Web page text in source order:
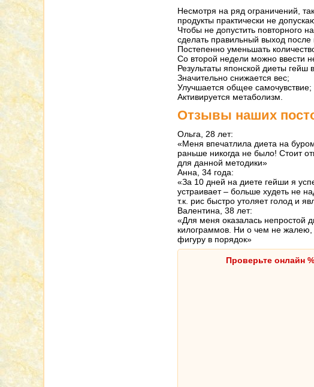
Несмотря на ряд ограничений,
продукты практически не
Чтобы не допустить повторного
сделать правильный выход после
Постепенно уменьшать
Со второй недели можно ввести
Результаты японской диеты гейш
Значительно снижается вес;
Улучшается общее самочувствие;
Активируется метаболизм.
Отзывы наших
Ольга, 28 лет:
«Меня впечатлила диета на
раньше никогда не было! Стоит
для данной методики»
Анна, 34 года:
«За 10 дней на диете гейши я
устраивает – больше худеть не
т.к. рис быстро утоляет голод и
Валентина, 38 лет:
«Для меня оказалась непростой
килограммов. Ни о чем не жалею,
фигуру в порядок»
Проверьте онлайн